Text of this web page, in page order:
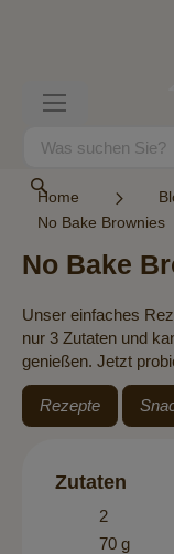
Suche
Home
No Bake Brownies
No Bake
Unser einfaches
nur 3 Zutaten und
genießen. Jetzt
Rezepte
Zutaten
2
70 g